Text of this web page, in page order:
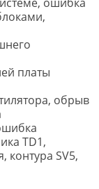
платы
обрыв
TD1,
контура SV5,